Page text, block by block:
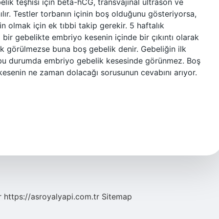
teşhisi için beta-hCG, transvajinal ultrason ve
Testler torbanın içinin boş olduğunu gösteriyorsa,
olmak için ek tıbbi takip gerekir. 5 haftalık
gebelikte embriyo kesenin içinde bir çıkıntı olarak
görülmezse buna boş gebelik denir. Gebeliğin ilk
durumda embriyo gebelik kesesinde görünmez. Boş
ne zaman dolacağı sorusunun cevabını arıyor.
https://asroyalyapi.com.tr Sitemap